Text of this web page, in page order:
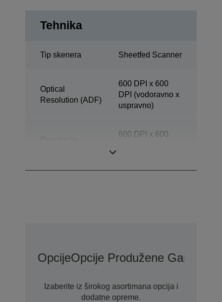
Tehnika
Tip skenera Sheetfed Scanner
Optical
Resolution (ADF)
600 DPI x 600
DPI (vodoravno x
uspravno)
600 DPI x 600
OpcijeOpcije Produžene
Izaberite iz širokog asortimana opcija i
dodatne opreme.